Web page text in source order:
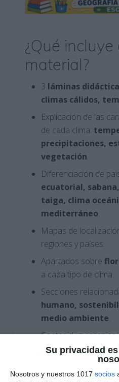
Su privacidad
Nosotros y nuestros 1017 socios
¿Qué incluye
material?
3 láminas
climas cálidos,
Explicación de las
de cada clima:
precipitaciones,
vegetación.
Diferenciación de
ecuatorial,
taiga, clima
mediterráneo.
Mapas de
regiones y países.
Apartados sobre
a cada tipo de clima.
Secciones
humano,
medio ambiente.
Contenidos
deVisual Thinking
aprendizaje visual y